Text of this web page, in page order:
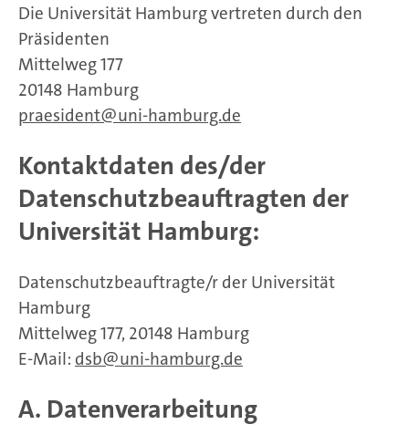
Die Universität Hamburg vertreten durch den
Präsidenten
Mittelweg 177
20148 Hamburg
praesident
uni-hamburg.de
Kontaktdaten des/der
Datenschutzbeauftragten der
Universität Hamburg:
Datenschutzbeauftragte/r der Universität
Hamburg
Mittelweg 177, 20148 Hamburg
E-Mail: dsb uni-hamburg.de
A. Datenverarbeitung